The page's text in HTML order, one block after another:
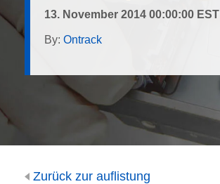
13. November 2014 00:00:00 EST
By: Ontrack
Zurück zur auflistung